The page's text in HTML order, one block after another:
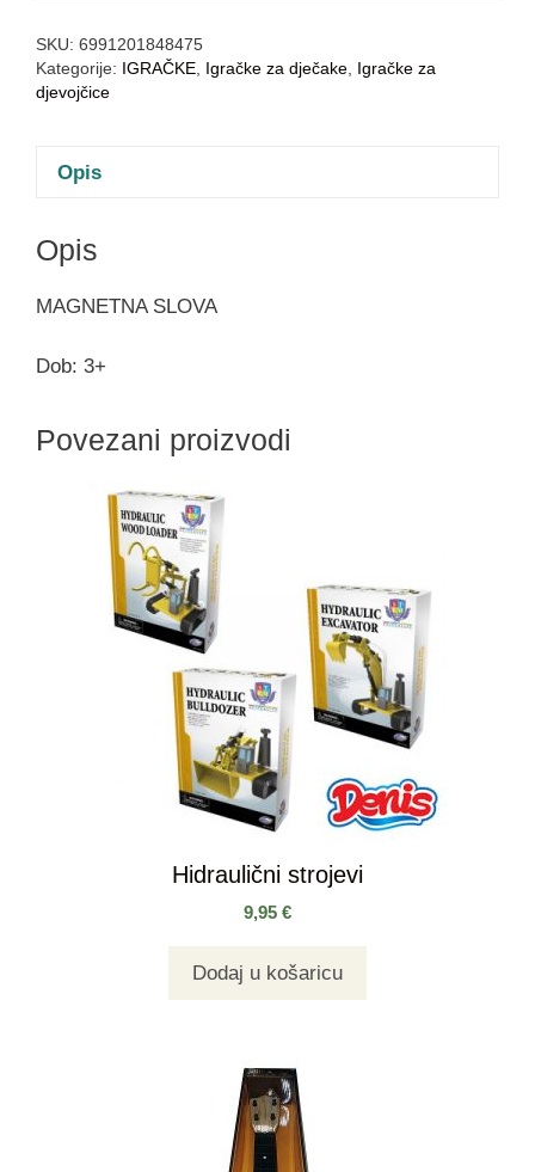
SKU: 6991201848475
Kategorije: IGRAČKE, Igračke za dječake, Igračke za
djevojčice
Opis
Opis
MAGNETNA SLOVA
Dob: 3+
Povezani proizvodi
Hidraulični strojevi
9,95 €
Dodaj u košaricu